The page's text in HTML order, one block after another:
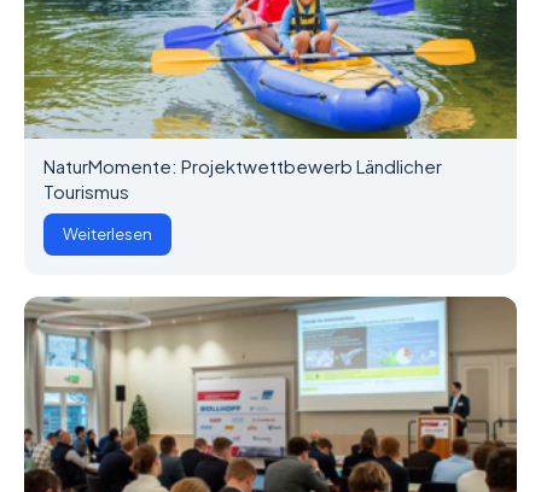
NaturMomente: Projektwettbewerb Ländlicher
Tourismus
Weiterlesen